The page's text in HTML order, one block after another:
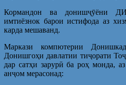
Кормандон ва донишҷӯёни
имтиёзнок барои истифода аз
карда мешаванд.
Маркази компютерии
Донишгоҳи давлатии тиҷорати
дар сатҳи зарурӣ ба роҳ монда,
анҷом мерасонад: